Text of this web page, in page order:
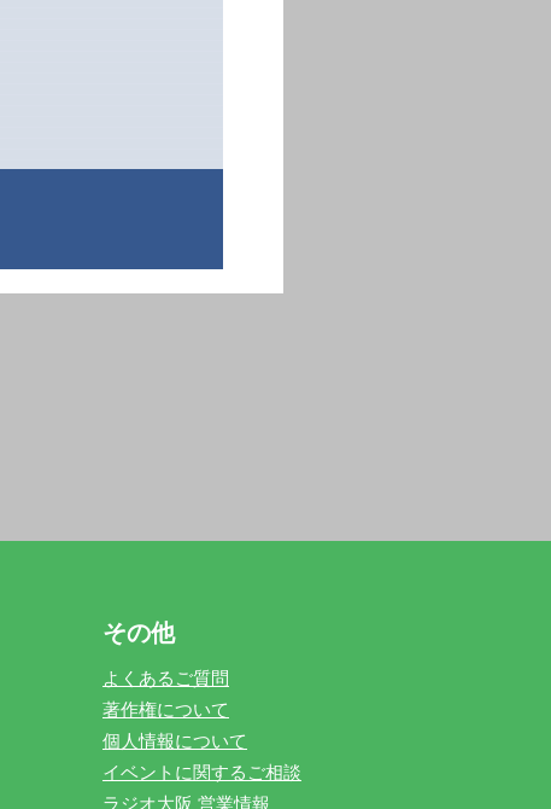
その他
よくあるご質問
著作権について
個人情報について
イベントに関するご相談
ラジオ大阪 営業情報